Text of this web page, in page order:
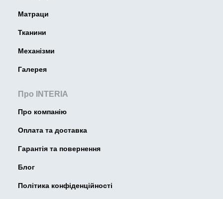
Матраци
Тканини
Механізми
Галерея
Про INTERIA
Про компанію
Оплата та доставка
Гарантія та повернення
Блог
Політика конфіденційності